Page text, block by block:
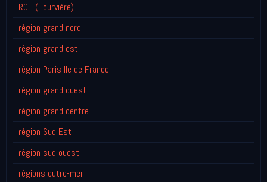
RCF (Fourvière)
région grand nord
région grand est
région Paris Ile de France
région grand ouest
région grand centre
région Sud Est
région sud ouest
régions outre-mer